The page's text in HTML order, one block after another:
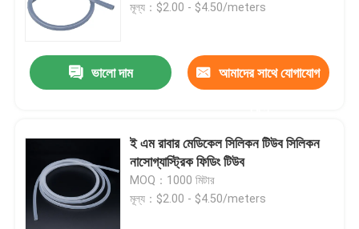
মূল্য：$2.00 - $4.50/meters
ভালো দাম আমাদের সাথে যোগাযোগ
ই এম রাবার মেডিকেল সিলিকন টিউব সিলিকন
নাসোগ্যাস্ট্রিক ফিডিং টিউব
MOQ：1000 মিটার
মূল্য：$2.00 - $4.50/meters